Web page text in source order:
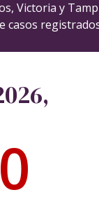
Victoria y
casos